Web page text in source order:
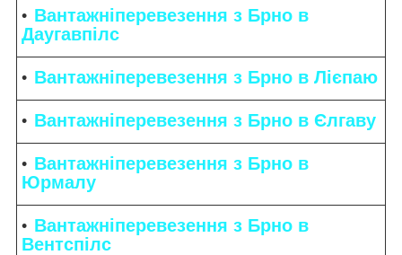
Вантажніперевезення з Брно в
Даугавпілс
Вантажніперевезення з Брно в Лієпаю
Вантажніперевезення з Брно в Єлгаву
Вантажніперевезення з Брно в
Юрмалу
Вантажніперевезення з Брно в
Вентспілс